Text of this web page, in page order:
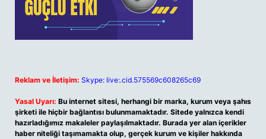
Reklam ve İletişim: Skype: live:.cid.575569c608265c69
Yasal Uyarı: Bu internet sitesi, herhangi bir marka, kurum veya şahıs
şirketi ile hiçbir bağlantısı bulunmamaktadır. Sitede yalnızca kendi
hazırladığımız makaleler paylaşılmaktadır. Burada yer alan içerikler
haber niteliği taşımamakta olup, gerçek kurum ve kişiler hakkında